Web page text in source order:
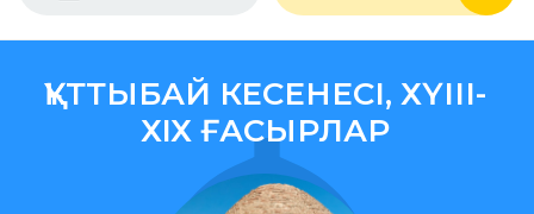
ҚҰТТЫБАЙ КЕСЕНЕСІ, ХҮІІІ-
ХІХ ҒАСЫРЛАР